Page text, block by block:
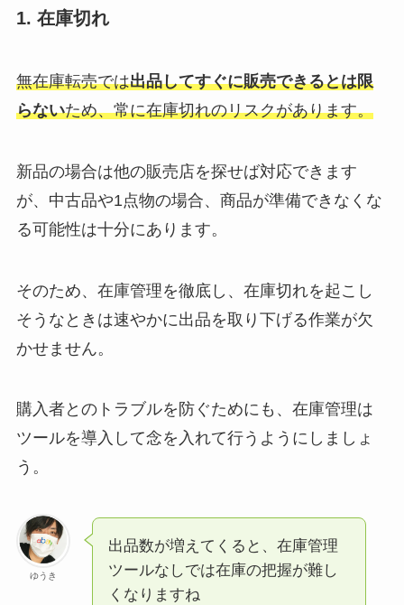
1. 在庫切れ
無在庫転売では出品してすぐに販売できるとは限
らないため、常に在庫切れのリスクがあります。
新品の場合は他の販売店を探せば対応できます
が、中古品や1点物の場合、商品が準備できなくな
る可能性は十分にあります。
そのため、在庫管理を徹底し、在庫切れを起こし
そうなときは速やかに出品を取り下げる作業が欠
かせません。
購入者とのトラブルを防ぐためにも、在庫管理は
ツールを導入して念を入れて行うようにしましょ
う。
ゆうき
出品数が増えてくると、在庫管理
ツールなしでは在庫の把握が難し
くなりますね